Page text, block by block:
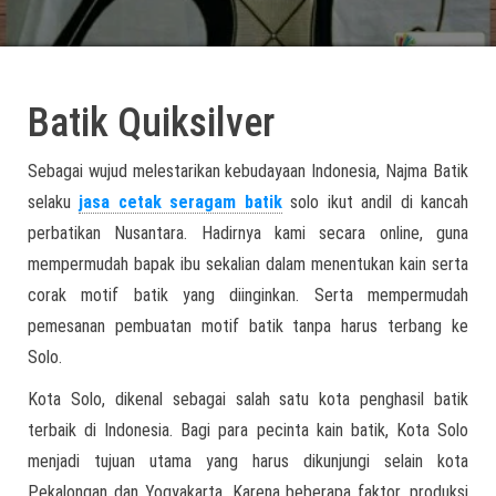
Batik Quiksilver
Sebagai wujud melestarikan kebudayaan Indonesia, Najma Batik
selaku jasa cetak seragam batiksolo ikut andil di kancah
perbatikan Nusantara. Hadirnya kami secara online, guna
mempermudah bapak ibu sekalian dalam menentukan kain serta
corak motif batik yang diinginkan. Serta mempermudah
pemesanan pembuatan motif batik tanpa harus terbang ke
Solo.
Kota Solo, dikenal sebagai salah satu kota penghasil batik
terbaik di Indonesia. Bagi para pecinta kain batik, Kota Solo
menjadi tujuan utama yang harus dikunjungi selain kota